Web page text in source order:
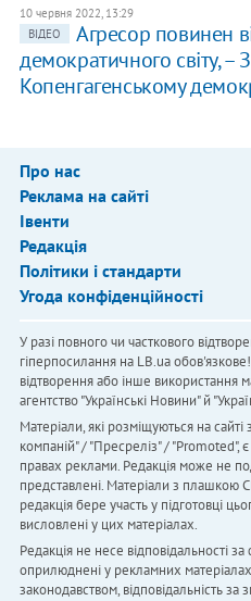
10 червня 2022, 13:29
ВІДЕО
Агресор повинен
демократичного світу, –
Копенгагенському
Про нас
Реклама на сайті
Івенти
Редакція
Політики і стандарти
Угода конфіденційності
У разі повного чи часткового
гіперпосилання на LB.ua
відтворення або інше використання
агентство "Українськi Новини" й
Матеріали, які розміщуються на
компаній" / "Пресреліз" / "Promoted",
правах реклами. Редакція може не
представлені. Матеріали з
редакція бере участь у підготовці
висловлені у цих матеріалах.
Редакція не несе відповідальності
оприлюднені у рекламних
законодавством, відповідальність